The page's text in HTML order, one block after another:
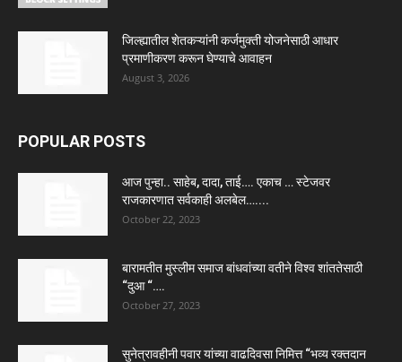
जिल्ह्यातील शेतकऱ्यांनी कर्जमुक्ती योजनेसाठी आधार
प्रमाणीकरण करून घेण्याचे आवाहन
August 3, 2026
POPULAR POSTS
आज पुन्हा.. साहेब, दादा, ताई…. एकाच … स्टेजवर
राजकारणात सर्वकाही अलबेल…....
October 22, 2023
बारामतीत मुस्लीम समाज बांधवांच्या वतीने विश्व शांततेसाठी
“दुआ “….
October 27, 2023
सुनेत्रावहीनी पवार यांच्या वाढदिवसा निमित्त “भव्य रक्तदान